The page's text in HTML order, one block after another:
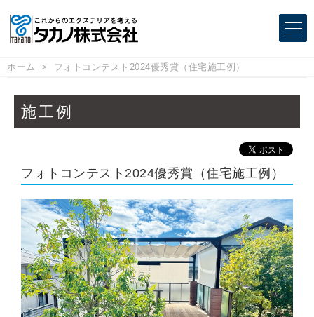
ホーム フォトコンテスト2024優秀賞（住宅施工例）
施工例
フォトコンテスト2024優秀賞（住宅施工例）